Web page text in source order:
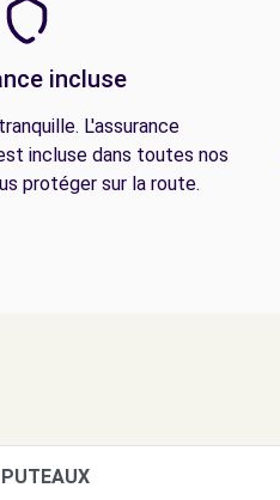
incluse
L'assurance
incluse dans toutes nos
protéger sur la route.